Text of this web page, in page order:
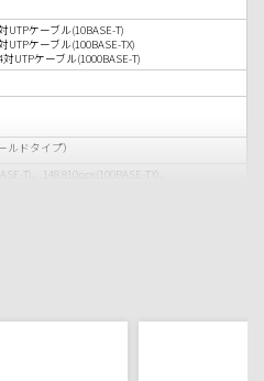
UTPケーブル(10BASE-T)
UTPケーブル(100BASE-TX)
UTPケーブル(1000BASE-T)
ルドタイプ）
T)、148,810pps(100BASE-TX)、
)